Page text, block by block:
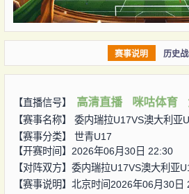
赛事说明 历史
【直播信号】 高清直播 咪咕体育
【赛事名称】 委内瑞拉U17VS澳大利亚
【赛事分类】 世青U17
【开赛时间】2026年06月30日 22:30
【对阵双方】 委内瑞拉U17VS澳大利亚
【赛事说明】北京时间2026年06月30